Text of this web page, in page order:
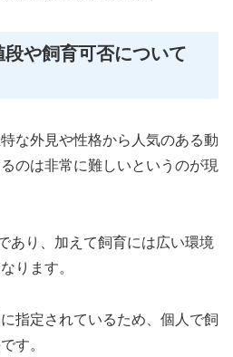
段や飼育可否について
な外見や性格から人気のある動
のは非常に難しいというのが現
あり、加えて飼育には広い環境
ります。
指定されているため、個人で飼
す。